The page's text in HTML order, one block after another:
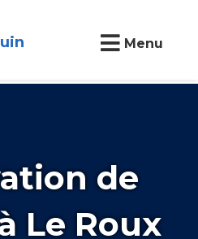
Menu
de
Le Roux